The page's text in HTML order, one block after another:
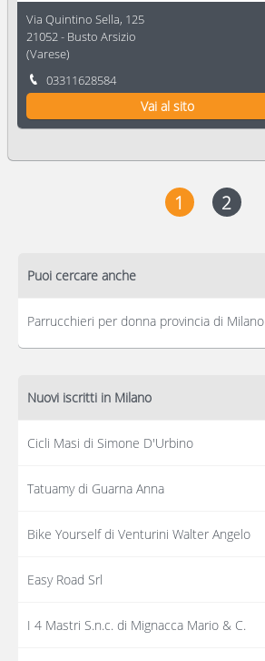
Via Quintino Sella, 125
21052- Busto Arsizio
(Varese)
03311628584
Vai al sito
1 2
Puoi cercare anche
Parrucchieri per donna provincia di Milano
Nuovi iscritti in Milano
Cicli Masi di Simone D'Urbino
Tatuamy di Guarna Anna
Bike Yourself di Venturini Walter Angelo
Easy Road Srl
I 4 Mastri S.n.c. di Mignacca Mario & C.